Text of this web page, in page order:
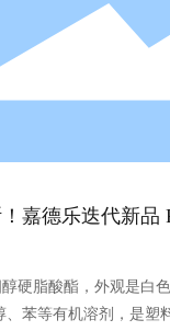
嘉德乐迭代新品
势登场！
硬脂酸酯，外观是白
苯等有机溶剂，是塑